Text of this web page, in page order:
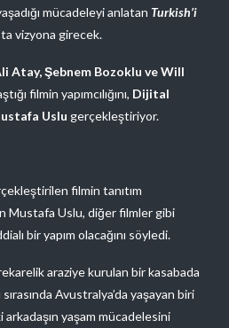
mücadeleyi anlatan Turkish’i
vizyona girecek.
Atay, Şebnem Bozoklu ve Will
filmin yapımcılığını, Dijital
Uslu gerçekleştiriyor.
filmin tanıtım
Mustafa Uslu, diğer filmler gibi
bir yapım olacağını söyledi.
araziye kurulan bir kasabada
Avustralya’da yaşayan biri
yaşam mücadelesini